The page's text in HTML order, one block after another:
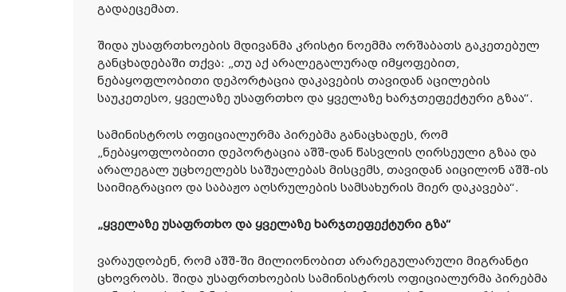
გადაეცემათ.
შიდა უსაფრთხოების მდივანმა კრისტი ნოემმა ორშაბათს გაკეთებულ
განცხადებაში თქვა: „თუ აქ არალეგალურად იმყოფებით,
ნებაყოფლობითი დეპორტაცია დაკავების თავიდან აცილების
საუკეთესო, ყველაზე უსაფრთხო და ყველაზე ხარჯთეფექტური გზაა“.
სამინისტროს ოფიციალურმა პირებმა განაცხადეს, რომ
„ნებაყოფლობითი დეპორტაცია აშშ-დან წასვლის ღირსეული გზაა და
არალეგალ უცხოელებს საშუალებას მისცემს, თავიდან აიცილონ აშშ-ის
საიმიგრაციო და საბაჟო აღსრულების სამსახურის მიერ დაკავება“.
„ყველაზე უსაფრთხო და ყველაზე ხარჯთეფექტური გზა“
ვარაუდობენ, რომ აშშ-ში მილიონობით არარეგულარული მიგრანტი
ცხოვრობს. შიდა უსაფრთხოების სამინისტროს ოფიციალურმა პირებმა